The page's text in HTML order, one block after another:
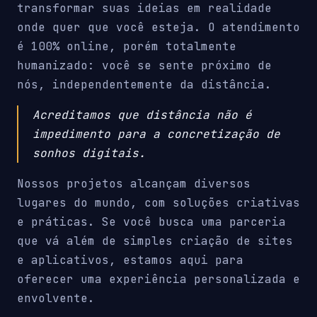
transformar suas ideias em realidade
onde quer que você esteja. O atendimento
é 100% online, porém totalmente
humanizado: você se sente próximo de
nós, independentemente da distância.
Acreditamos que distância não é
impedimento para a concretização de
sonhos digitais.
Nossos projetos alcançam diversos
lugares do mundo, com soluções criativas
e práticas. Se você busca uma parceria
que vá além de simples criação de sites
e aplicativos, estamos aqui para
oferecer uma experiência personalizada e
envolvente.